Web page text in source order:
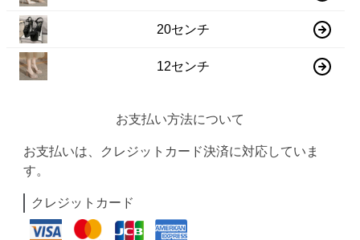
20センチ
12センチ
お支払い方法について
お支払いは、クレジットカード決済に対応していま
す。
クレジットカード